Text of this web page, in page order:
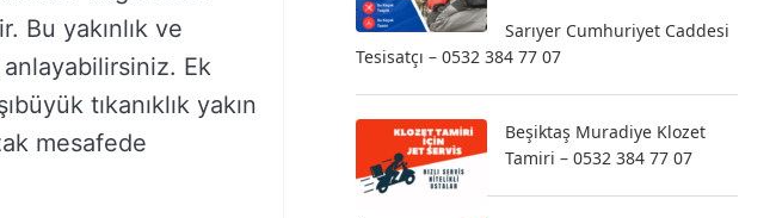
Bu yakınlık ve
Ek
tıkanıklık yakın
mesafede
Sarıyer Cumhuriyet Caddesi
Tesisatçı – 0532 384 77 07
Beşiktaş Muradiye Klozet
Tamiri – 0532 384 77 07